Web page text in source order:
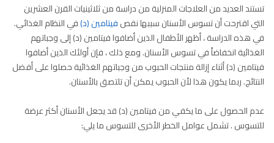
تستند العديد من العلاجات المنزلية من دراسة من ثلاثينيات القرن العشرين
التي اقترحت أن تسوس الأسنان سببها نقصفيتامين (د)في النظام الغذائي.
في هذه الدراسة ، أظهر الأطفال الذين أضافوا فيتامين (د) إلى وجباتهم
الغذائية انخفاضاً في تسوس الأسنان. ومع ذلك ، فإن أولئك الذين أضافوا
فيتامين (د) أثناء إزالة منتجات الحبوب من وجباتهم الغذائية حصلوا على أفضل
النتائج. ربما يكون هذا لأن الحبوب يمكن أن تلتصق بالأسنان.
عدم الحصول على ما يكفي من فيتامين (د) قد يجعل الأسنان أكثر عرضة
للتسوس . تشمل عوامل الخطر الأخرى للتسوس ما يلي: